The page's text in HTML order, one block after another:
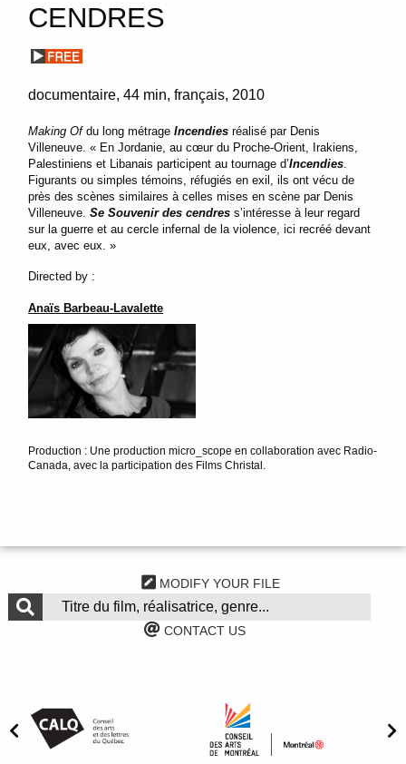
CENDRES
documentaire 44 min français 2010
Making Ofdu long métrageIncendies réalisé par Denis
Villeneuve. « En Jordanie, au cœur du Proche-Orient, Irakiens,
Palestiniens et Libanais participent au tournage d’Incendies
Figurants ou simples témoins, réfugiés en exil, ils ont vécu de
près des scènes similaires à celles mises en scène par Denis
Villeneuve.Se Souvenir des cendres s’intéresse à leur regard
sur la guerre et au cercle infernal de la violence, ici recréé devant
eux, avec eux. »
Directed by :
Anaïs Barbeau-Lavalette
Production : Une production micro_scope en collaboration avec Radio-
Canada, avec la participation des Films Christal.
MODIFY YOUR FILE
CONTACT US